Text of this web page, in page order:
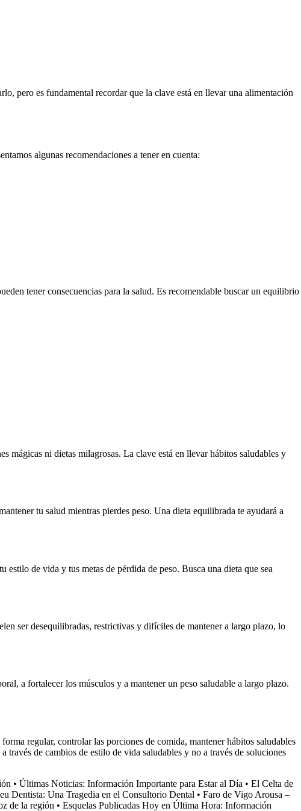
pero es fundamental recordar que la clave está en llevar una alimentación
algunas recomendaciones a tener en cuenta:
tener consecuencias para la salud. Es recomendable buscar un equilibrio
mágicas ni dietas milagrosas. La clave está en llevar hábitos saludables y
tu salud mientras pierdes peso. Una dieta equilibrada te ayudará a
de vida y tus metas de pérdida de peso. Busca una dieta que sea
ser desequilibradas, restrictivas y difíciles de mantener a largo plazo, lo
a fortalecer los músculos y a mantener un peso saludable a largo plazo.
regular, controlar las porciones de comida, mantener hábitos saludables
de cambios de estilo de vida saludables y no a través de soluciones
• Últimas Noticias: Información Importante para Estar al Día • El Celta de
Dentista: Una Tragedia en el Consultorio Dental • Faro de Vigo Arousa –
de la región • Esquelas Publicadas Hoy en Última Hora: Información